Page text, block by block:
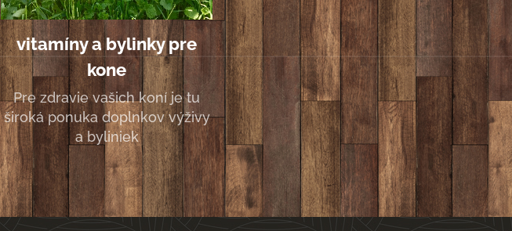
vitamíny a bylinky pre
kone
Pre zdravie vašich koní je tu
široká ponuka doplnkov výživy
a byliniek